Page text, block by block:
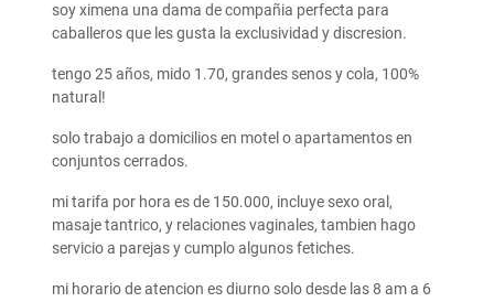
soy ximena una dama de compañia perfecta para
caballeros que les gusta la exclusividad y discresion.
tengo 25 años, mido 1.70, grandes senos y cola, 100%
natural!
solo trabajo a domicilios en motel o apartamentos en
conjuntos cerrados.
mi tarifa por hora es de 150.000, incluye sexo oral,
masaje tantrico, y relaciones vaginales, tambien hago
servicio a parejas y cumplo algunos fetiches.
mi horario de atencion es diurno solo desde las 8 am a 6